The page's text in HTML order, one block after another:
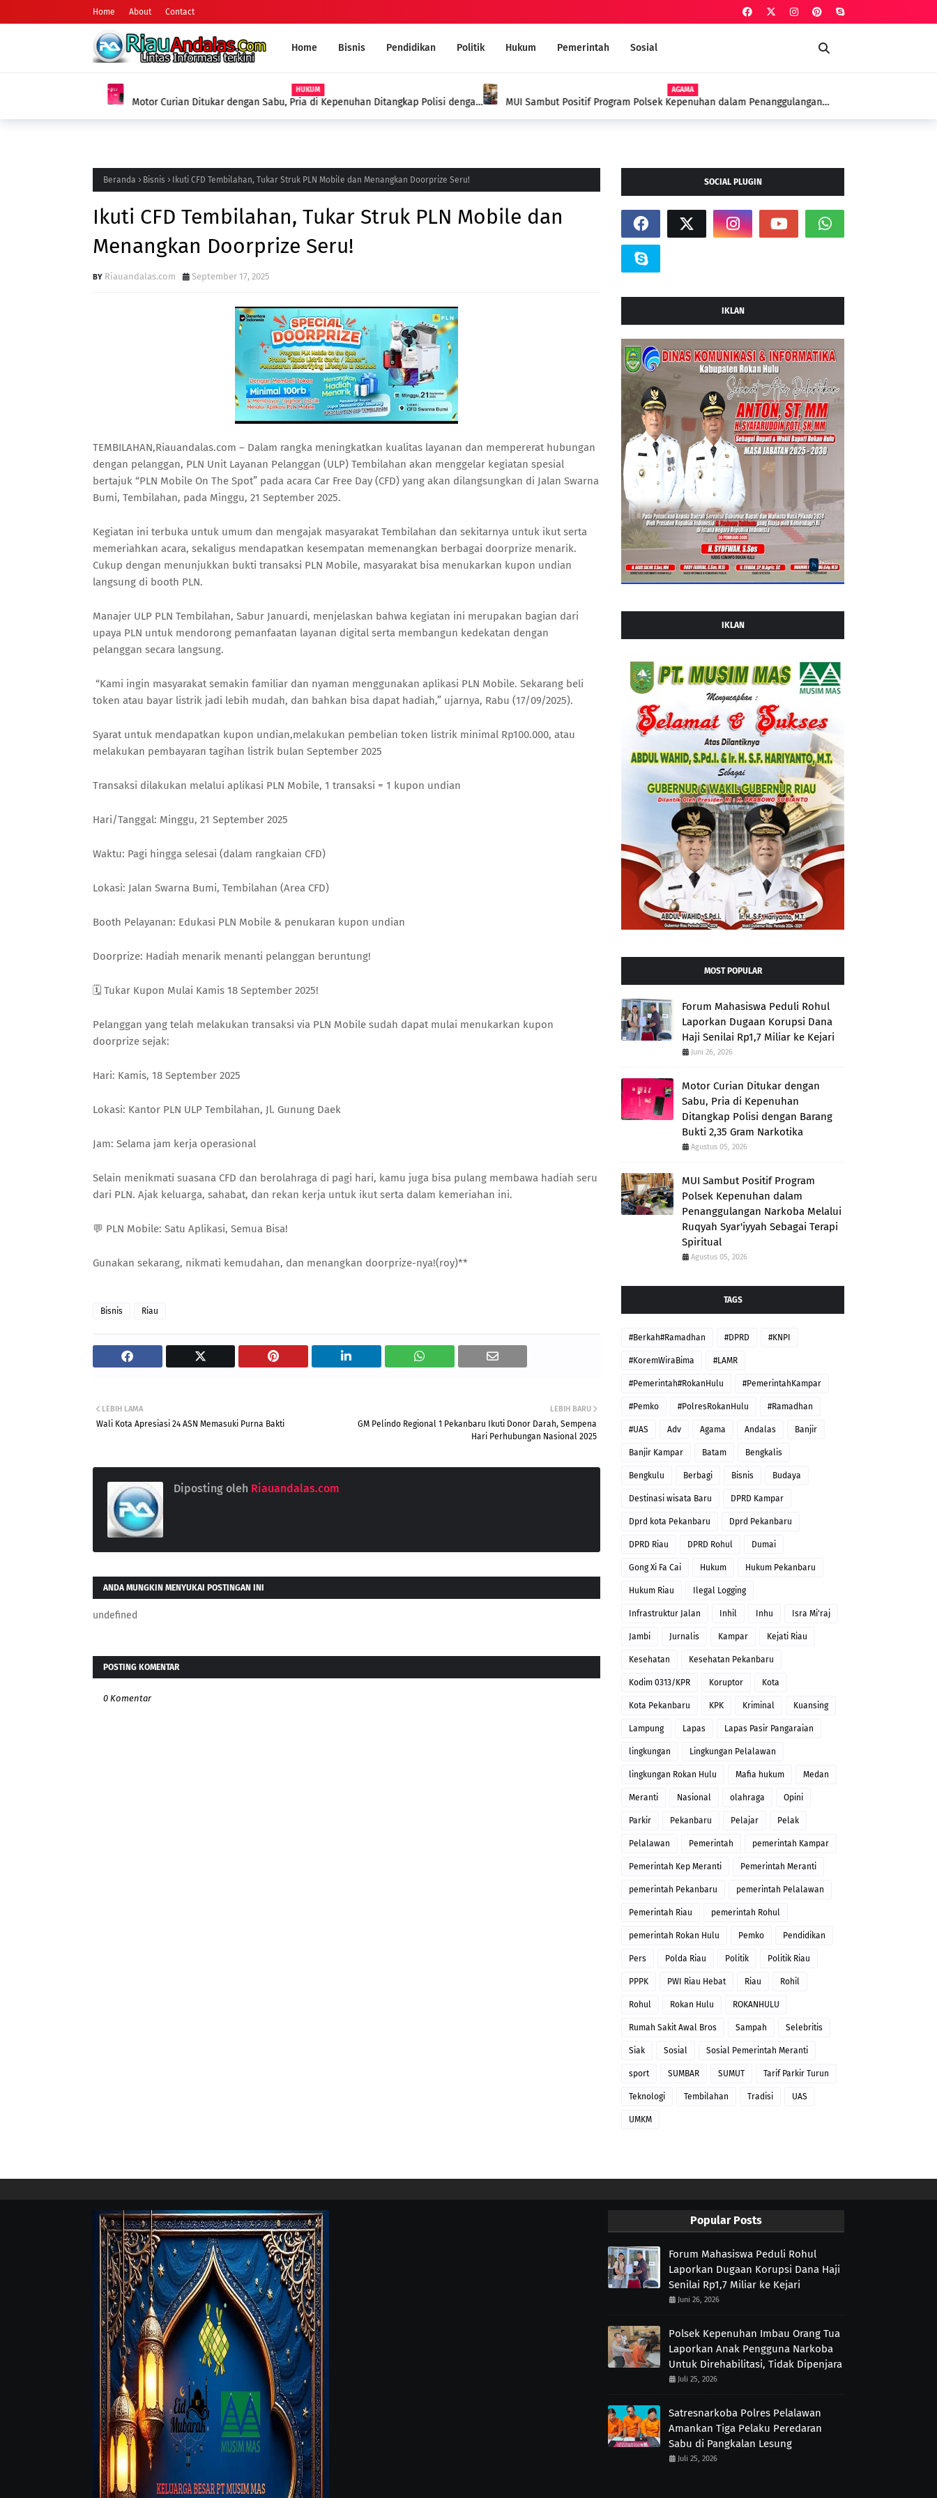
Home About Contact
Home Bisnis Pendidikan Politik Hukum Pemerintah Sosial
HUKUM
Motor Curian Ditukar dengan Sabu, Pria di Kepenuhan Ditangkap Polisi dengan
AGAMA
MUI Sambut Positif Program Polsek Kepenuhan dalam Penanggulangan
Beranda Bisnis Ikuti CFD Tembilahan, Tukar Struk PLN Mobile dan Menangkan Doorprize Seru!
Ikuti CFD Tembilahan, Tukar Struk PLN Mobile dan
Menangkan Doorprize Seru!
Riauandalas.com September 17, 2025
TEMBILAHAN,Riauandalas.com – Dalam rangka meningkatkan kualitas layanan dan mempererat hubungan
dengan pelanggan, PLN Unit Layanan Pelanggan (ULP) Tembilahan akan menggelar kegiatan spesial
bertajuk “PLN Mobile On The Spot” pada acara Car Free Day (CFD) yang akan dilangsungkan di Jalan Swarna
Bumi, Tembilahan, pada Minggu, 21 September 2025.
Kegiatan ini terbuka untuk umum dan mengajak masyarakat Tembilahan dan sekitarnya untuk ikut serta
memeriahkan acara, sekaligus mendapatkan kesempatan memenangkan berbagai doorprize menarik.
Cukup dengan menunjukkan bukti transaksi PLN Mobile, masyarakat bisa menukarkan kupon undian
langsung di booth PLN.
Manajer ULP PLN Tembilahan, Sabur Januardi, menjelaskan bahwa kegiatan ini merupakan bagian dari
upaya PLN untuk mendorong pemanfaatan layanan digital serta membangun kedekatan dengan
pelanggan secara langsung.
“Kami ingin masyarakat semakin familiar dan nyaman menggunakan aplikasi PLN Mobile. Sekarang beli
token atau bayar listrik jadi lebih mudah, dan bahkan bisa dapat hadiah,” ujarnya, Rabu (17/09/2025).
Syarat untuk mendapatkan kupon undian,melakukan pembelian token listrik minimal Rp100.000, atau
melakukan pembayaran tagihan listrik bulan September 2025
Transaksi dilakukan melalui aplikasi PLN Mobile, 1 transaksi = 1 kupon undian
Hari/Tanggal: Minggu, 21 September 2025
Waktu: Pagi hingga selesai (dalam rangkaian CFD)
Lokasi: Jalan Swarna Bumi, Tembilahan (Area CFD)
Booth Pelayanan: Edukasi PLN Mobile & penukaran kupon undian
Doorprize: Hadiah menarik menanti pelanggan beruntung!
🗓️ Tukar Kupon Mulai Kamis 18 September 2025!
Pelanggan yang telah melakukan transaksi via PLN Mobile sudah dapat mulai menukarkan kupon
doorprize sejak:
Hari: Kamis, 18 September 2025
Lokasi: Kantor PLN ULP Tembilahan, Jl. Gunung Daek
Jam: Selama jam kerja operasional
Selain menikmati suasana CFD dan berolahraga di pagi hari, kamu juga bisa pulang membawa hadiah seru
dari PLN. Ajak keluarga, sahabat, dan rekan kerja untuk ikut serta dalam kemeriahan ini.
💬 PLN Mobile: Satu Aplikasi, Semua Bisa!
Gunakan sekarang, nikmati kemudahan, dan menangkan doorprize-nya!(roy)**
Bisnis Riau
LEBIH BARU
GM Pelindo Regional 1 Pekanbaru Ikuti Donor Darah, Sempena
Hari Perhubungan Nasional 2025
LEBIH LAMA
Wali Kota Apresiasi 24 ASN Memasuki Purna Bakti
Diposting oleh Riauandalas.com
ANDA MUNGKIN MENYUKAI POSTINGAN INI
undefined
POSTING KOMENTAR
0 Komentar
SOCIAL PLUGIN
IKLAN
IKLAN
MOST POPULAR
Forum Mahasiswa Peduli Rohul
Laporkan Dugaan Korupsi Dana
Haji Senilai Rp1,7 Miliar ke Kejari
Juni 26, 2026
Motor Curian Ditukar dengan
Sabu, Pria di Kepenuhan
Ditangkap Polisi dengan Barang
Bukti 2,35 Gram Narkotika
Agustus 05, 2026
MUI Sambut Positif Program
Polsek Kepenuhan dalam
Penanggulangan Narkoba Melalui
Ruqyah Syar'iyyah Sebagai Terapi
Spiritual
Agustus 05, 2026
TAGS
#Berkah#Ramadhan #DPRD #KNPI
#KoremWiraBima #LAMR
#Pemerintah#RokanHulu #PemerintahKampar
#Pemko #PolresRokanHulu #Ramadhan
#UAS Adv Agama Andalas Banjir
Banjir Kampar Batam Bengkalis
Bengkulu Berbagi Bisnis Budaya
Destinasi wisata Baru DPRD Kampar
Dprd kota Pekanbaru Dprd Pekanbaru
DPRD Riau DPRD Rohul Dumai
Gong Xi Fa Cai Hukum Hukum Pekanbaru
Hukum Riau Ilegal Logging
Infrastruktur Jalan Inhil Inhu Isra Mi'raj
Jambi Jurnalis Kampar Kejati Riau
Kesehatan Kesehatan Pekanbaru
Kodim 0313/KPR Koruptor Kota
Kota Pekanbaru KPK Kriminal Kuansing
Lampung Lapas Lapas Pasir Pangaraian
lingkungan Lingkungan Pelalawan
lingkungan Rokan Hulu Mafia hukum Medan
Meranti Nasional olahraga Opini
Parkir Pekanbaru Pelajar Pelak
Pelalawan Pemerintah pemerintah Kampar
Pemerintah Kep Meranti Pemerintah Meranti
pemerintah Pekanbaru pemerintah Pelalawan
Pemerintah Riau pemerintah Rohul
pemerintah Rokan Hulu Pemko Pendidikan
Pers Polda Riau Politik Politik Riau
PPPK PWI Riau Hebat Riau Rohil
Rohul Rokan Hulu ROKANHULU
Rumah Sakit Awal Bros Sampah Selebritis
Siak Sosial Sosial Pemerintah Meranti
sport SUMBAR SUMUT Tarif Parkir Turun
Teknologi Tembilahan Tradisi UAS
UMKM
Popular Posts
Forum Mahasiswa Peduli Rohul
Laporkan Dugaan Korupsi Dana Haji
Senilai Rp1,7 Miliar ke Kejari
Juni 26, 2026
Polsek Kepenuhan Imbau Orang Tua
Laporkan Anak Pengguna Narkoba
Untuk Direhabilitasi, Tidak Dipenjara
Juli 25, 2026
Satresnarkoba Polres Pelalawan
Amankan Tiga Pelaku Peredaran
Sabu di Pangkalan Lesung
Juli 25, 2026